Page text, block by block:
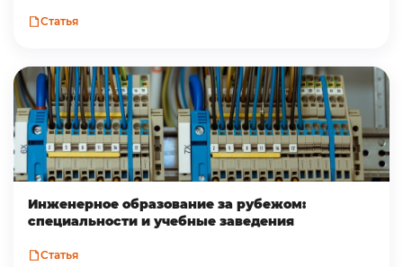
Статья
Инженерное образование за рубежом:
специальности и учебные заведения
Статья